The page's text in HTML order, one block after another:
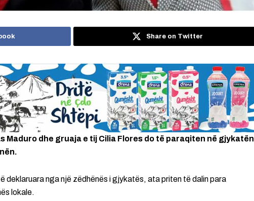
Share on Twitter
Maduro dhe gruaja e tij Cilia Flores do të paraqiten në gjykatën
deklaruara nga një zëdhënës i gjykatës, ata priten të dalin para
lokale.